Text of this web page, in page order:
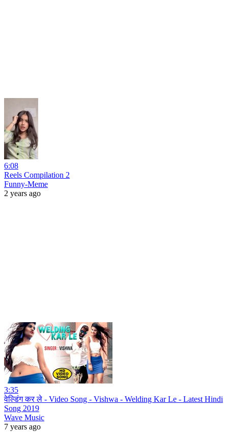
6:08
Reels Compilation 2
Funny-Meme
2 years ago
3:35
वेल्डिंग कर ले - Video Song - Vishwa - Welding Kar Le - Latest Hindi
Song 2019
Wave Music
7 years ago